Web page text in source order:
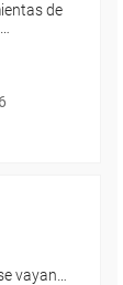
de
vayan…